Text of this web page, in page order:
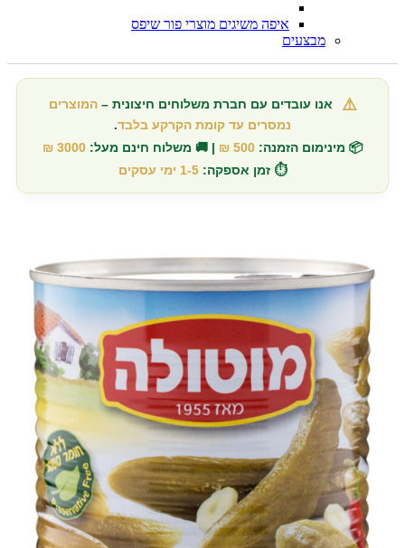
איפה משיגים מוצרי פור שיפס
מבצעים
⚠️ אנו עובדים עם חברת משלוחים חיצונית –המוצרים
נמסרים עד קומת הקרקע בלבד.
📦 מינימום הזמנה: 500 ₪ | 🚚 משלוח חינם מעל: 3000 ₪
⏱️ זמן אספקה: 1-5 ימי עסקים